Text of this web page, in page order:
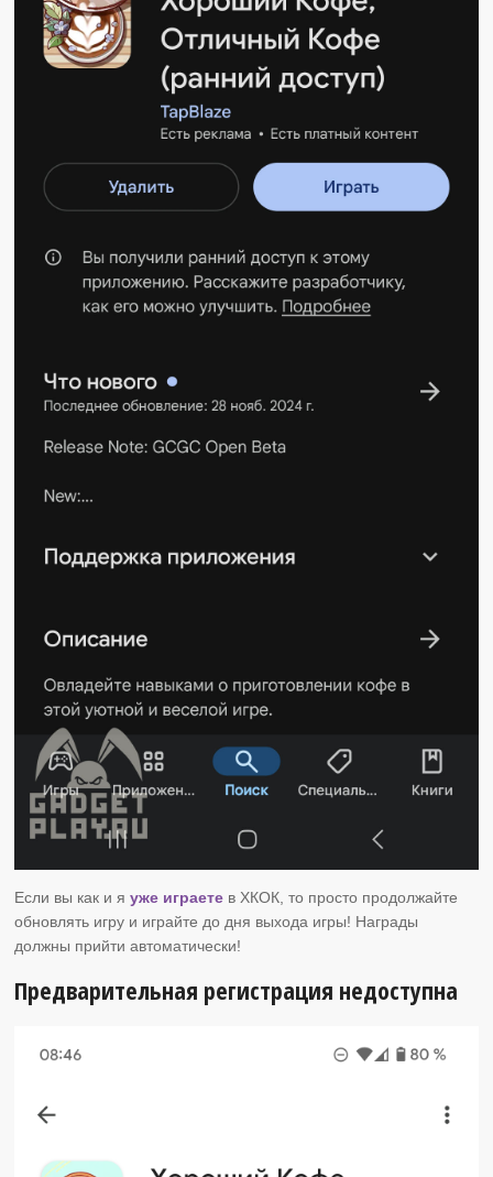
Если вы как и яуже играете в ХКОК, то просто продолжайте
обновлять игру и играйте до дня выхода игры! Награды
должны прийти автоматически!
Предварительная регистрация недоступна